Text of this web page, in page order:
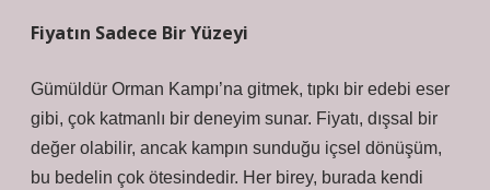
Fiyatın Sadece Bir Yüzeyi
Gümüldür Orman Kampı’na gitmek, tıpkı bir edebi eser
gibi, çok katmanlı bir deneyim sunar. Fiyatı, dışsal bir
değer olabilir, ancak kampın sunduğu içsel dönüşüm,
bu bedelin çok ötesindedir. Her birey, burada kendi